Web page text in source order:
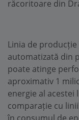
răcoritoare din
Linia de
automatizată din
poate atinge
aproximativ 1
energie al acestei
comparație cu